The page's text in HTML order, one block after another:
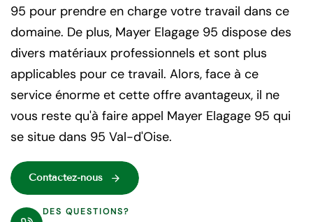
95 pour prendre en charge votre travail dans ce
domaine. De plus, Mayer Elagage 95 dispose des
divers matériaux professionnels et sont plus
applicables pour ce travail. Alors, face à ce
service énorme et cette offre avantageux, il ne
vous reste qu'à faire appel Mayer Elagage 95 qui
se situe dans 95 Val-d'Oise.
Contactez-nous
DES QUESTIONS?